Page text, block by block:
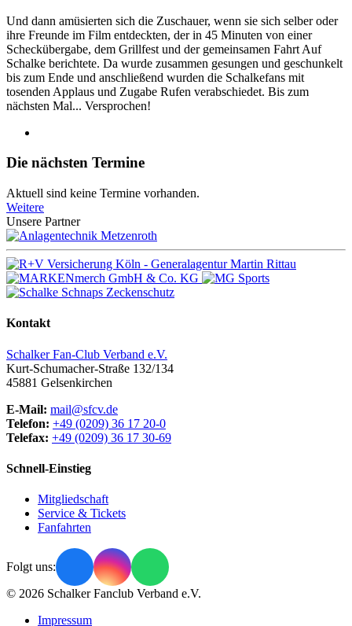
Und dann amüsierten sich die Zuschauer, wenn sie sich selber oder
ihre Freunde im Film entdeckten, der in 45 Minuten von einer
Scheckübergabe, dem Grillfest und der gemeinsamen Fahrt Auf
Schalke berichtete. Da wurde zusammen gesungen und geschunkelt
bis zum Ende und anschließend wurden die Schalkefans mit
tosenden Applaus und Zugabe Rufen verabschiedet. Bis zum
nächsten Mal... Versprochen!
Die nächsten Termine
Aktuell sind keine Termine vorhanden.
Weitere
Unsere Partner
Kontakt
Schalker Fan-Club Verband e.V.
Kurt-Schumacher-Straße 132/134
45881 Gelsenkirchen
E-Mail: mail@sfcv.de
Telefon: +49 (0209) 36 17 20-0
Telefax: +49 (0209) 36 17 30-69
Schnell-Einstieg
Mitgliedschaft
Service & Tickets
Fanfahrten
Folgt uns:
© 2026 Schalker Fanclub Verband e.V.
Impressum